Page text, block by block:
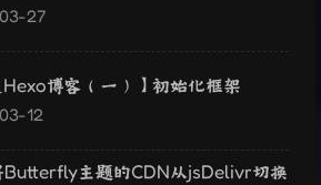
27
Hexo博客（一）】初始化框架
12
Butterfly主题的CDN从jsDelivr切换